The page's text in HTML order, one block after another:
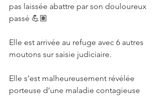
pas laissée abattre par son douloureux
passé 💪🏽
Elle est arrivée au refuge avec 6 autres
moutons sur saisie judiciaire.
Elle s’est malheureusement révélée
porteuse d’une maladie contagieuse